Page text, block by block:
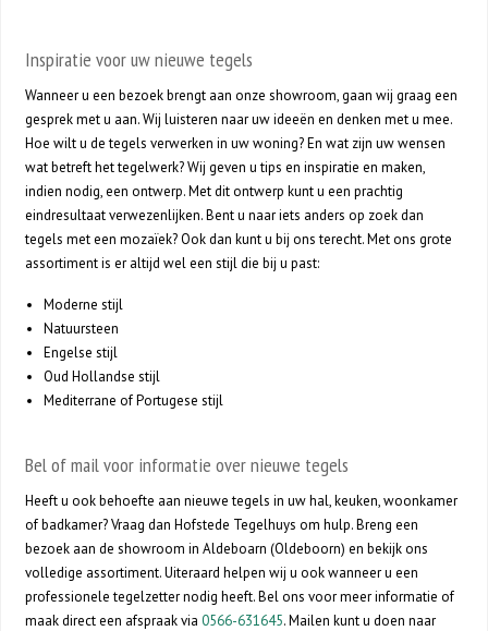
Inspiratie voor uw nieuwe tegels
Wanneer u een bezoek brengt aan onze showroom, gaan wij graag een
gesprek met u aan. Wij luisteren naar uw ideeën en denken met u mee.
Hoe wilt u de tegels verwerken in uw woning? En wat zijn uw wensen
wat betreft het tegelwerk? Wij geven u tips en inspiratie en maken,
indien nodig, een ontwerp. Met dit ontwerp kunt u een prachtig
eindresultaat verwezenlijken. Bent u naar iets anders op zoek dan
tegels met een mozaïek? Ook dan kunt u bij ons terecht. Met ons grote
assortiment is er altijd wel een stijl die bij u past:
Moderne stijl
Natuursteen
Engelse stijl
Oud Hollandse stijl
Mediterrane of Portugese stijl
Bel of mail voor informatie over nieuwe tegels
Heeft u ook behoefte aan nieuwe tegels in uw hal, keuken, woonkamer
of badkamer? Vraag dan Hofstede Tegelhuys om hulp. Breng een
bezoek aan de showroom in Aldeboarn (Oldeboorn) en bekijk ons
volledige assortiment. Uiteraard helpen wij u ook wanneer u een
professionele tegelzetter nodig heeft. Bel ons voor meer informatie of
maak direct een afspraak via0566-631645. Mailen kunt u doen naar